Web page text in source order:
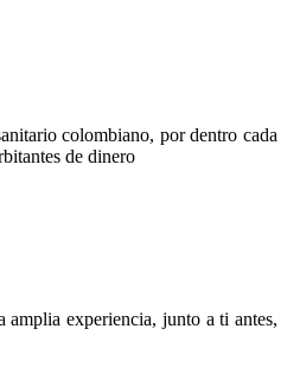
colombiano, por dentro cada
de dinero
experiencia, junto a ti antes,